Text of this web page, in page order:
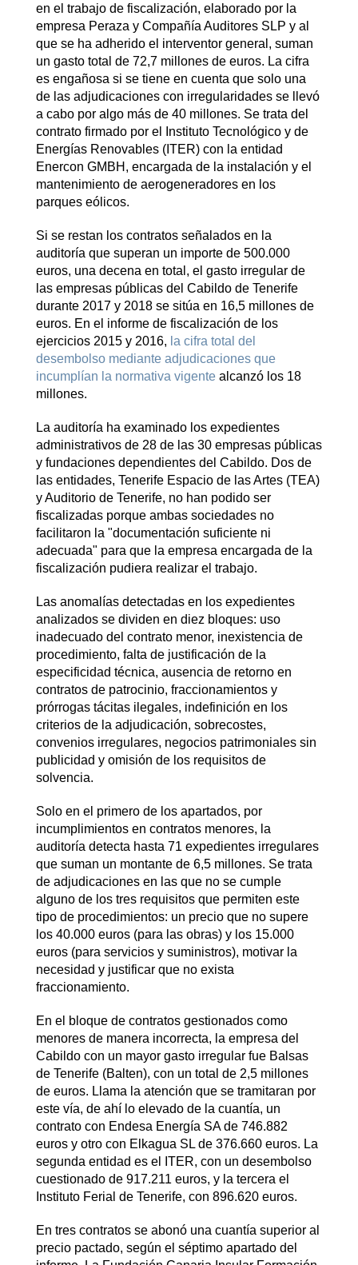
en el trabajo de fiscalización, elaborado por la
empresa Peraza y Compañía Auditores SLP y al
que se ha adherido el interventor general, suman
un gasto total de 72,7 millones de euros. La cifra
es engañosa si se tiene en cuenta que solo una
de las adjudicaciones con irregularidades se llevó
a cabo por algo más de 40 millones. Se trata del
contrato firmado por el Instituto Tecnológico y de
Energías Renovables (ITER) con la entidad
Enercon GMBH, encargada de la instalación y el
mantenimiento de aerogeneradores en los
parques eólicos.
Si se restan los contratos señalados en la
auditoría que superan un importe de 500.000
euros, una decena en total, el gasto irregular de
las empresas públicas del Cabildo de Tenerife
durante 2017 y 2018 se sitúa en 16,5 millones de
euros. En el informe de fiscalización de los
ejercicios 2015 y 2016, la cifra total del
desembolso mediante adjudicaciones que
incumplían la normativa vigentealcanzó los 18
millones.
La auditoría ha examinado los expedientes
administrativos de 28 de las 30 empresas públicas
y fundaciones dependientes del Cabildo. Dos de
las entidades, Tenerife Espacio de las Artes (TEA)
y Auditorio de Tenerife, no han podido ser
fiscalizadas porque ambas sociedades no
facilitaron la "documentación suficiente ni
adecuada" para que la empresa encargada de la
fiscalización pudiera realizar el trabajo.
Las anomalías detectadas en los expedientes
analizados se dividen en diez bloques: uso
inadecuado del contrato menor, inexistencia de
procedimiento, falta de justificación de la
especificidad técnica, ausencia de retorno en
contratos de patrocinio, fraccionamientos y
prórrogas tácitas ilegales, indefinición en los
criterios de la adjudicación, sobrecostes,
convenios irregulares, negocios patrimoniales sin
publicidad y omisión de los requisitos de
solvencia.
Solo en el primero de los apartados, por
incumplimientos en contratos menores, la
auditoría detecta hasta 71 expedientes irregulares
que suman un montante de 6,5 millones. Se trata
de adjudicaciones en las que no se cumple
alguno de los tres requisitos que permiten este
tipo de procedimientos: un precio que no supere
los 40.000 euros (para las obras) y los 15.000
euros (para servicios y suministros), motivar la
necesidad y justificar que no exista
fraccionamiento.
En el bloque de contratos gestionados como
menores de manera incorrecta, la empresa del
Cabildo con un mayor gasto irregular fue Balsas
de Tenerife (Balten), con un total de 2,5 millones
de euros. Llama la atención que se tramitaran por
este vía, de ahí lo elevado de la cuantía, un
contrato con Endesa Energía SA de 746.882
euros y otro con Elkagua SL de 376.660 euros. La
segunda entidad es el ITER, con un desembolso
cuestionado de 917.211 euros, y la tercera el
Instituto Ferial de Tenerife, con 896.620 euros.
En tres contratos se abonó una cuantía superior al
precio pactado, según el séptimo apartado del